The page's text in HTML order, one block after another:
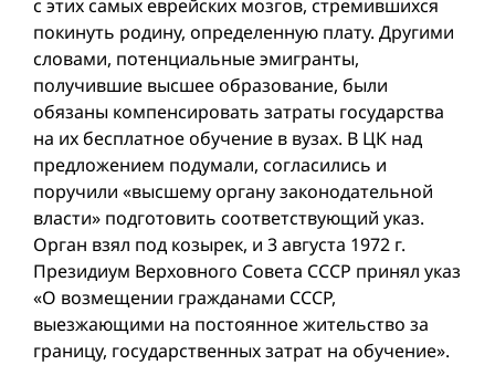
с этих самых еврейских мозгов, стремившихся
покинуть родину, определенную плату. Другими
словами, потенциальные эмигранты,
получившие высшее образование, были
обязаны компенсировать затраты государства
на их бесплатное обучение в вузах. В ЦК над
предложением подумали, согласились и
поручили «высшему органу законодательной
власти» подготовить соответствующий указ.
Орган взял под козырек, и 3 августа 1972 г.
Президиум Верховного Совета СССР принял указ
«О возмещении гражданами СССР,
выезжающими на постоянное жительство за
границу, государственных затрат на обучение».